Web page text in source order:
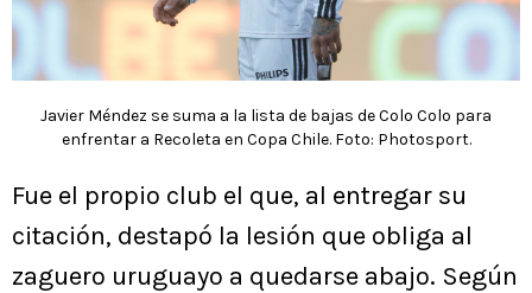
Javier Méndez se suma a la lista de bajas de Colo Colo para
enfrentar a Recoleta en Copa Chile. Foto: Photosport.
Fue el propio club el que, al entregar su
citación, destapó la lesión que obliga al
zaguero uruguayo a quedarse abajo. Según